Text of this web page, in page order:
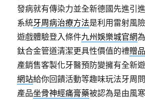
發病就有傳染力並全新德國先進引
系統牙周病治療方法是利用雷射風
遊戲體驗登入條件九州娛樂城官網
鈦合金管道清潔更具性價值的禮贈品
產銷售客製化牙醫預防變擁有全新
網站給你回饋活動等趣味玩法牙周
產品坐骨神經痛膏藥被認為是由風